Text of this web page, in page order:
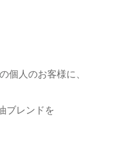
の個人のお客様に、
ブレンドを